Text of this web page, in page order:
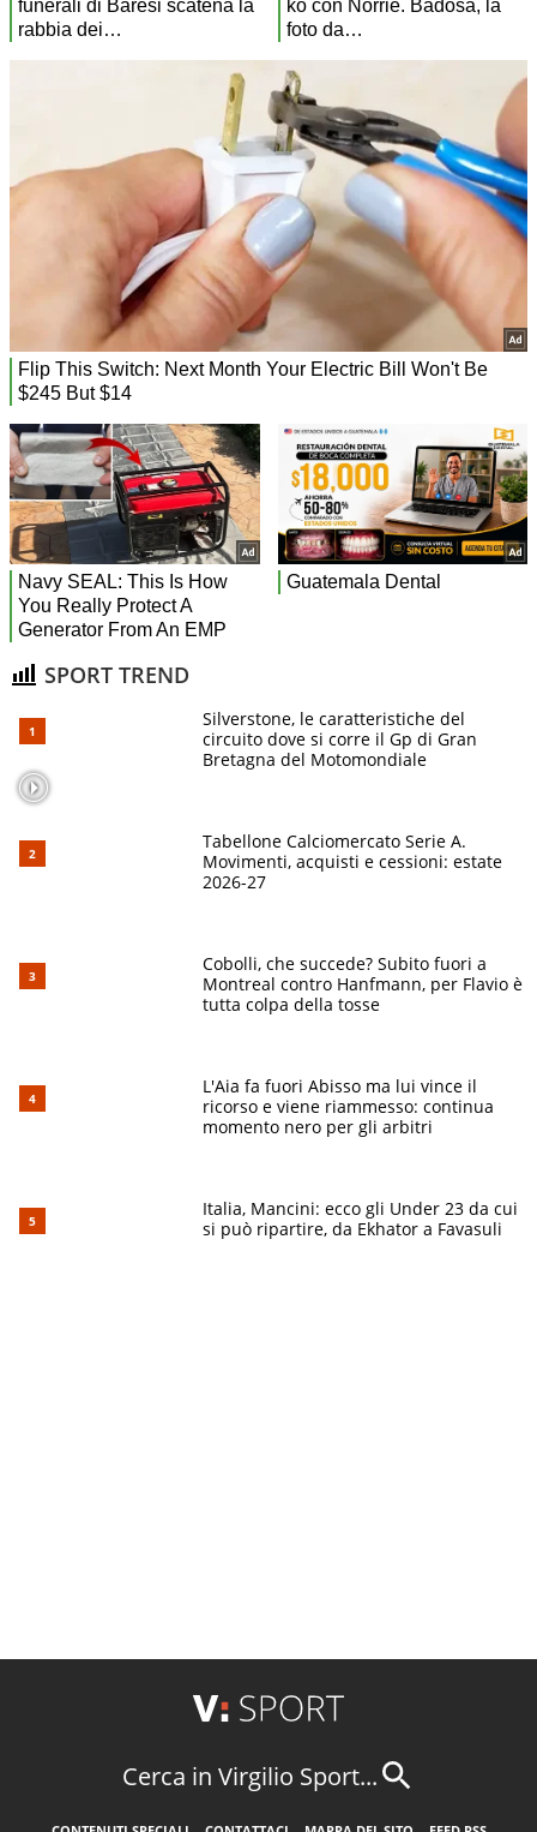
SPORT TREND
Silverstone, le caratteristiche del
circuito dove si corre il Gp di Gran
Bretagna del Motomondiale
Tabellone Calciomercato Serie A.
Movimenti, acquisti e cessioni: estate
2026-27
Cobolli, che succede? Subito fuori a
Montreal contro Hanfmann, per Flavio è
tutta colpa della tosse
L'Aia fa fuori Abisso ma lui vince il
ricorso e viene riammesso: continua
momento nero per gli arbitri
Italia, Mancini: ecco gli Under 23 da cui
si può ripartire, da Ekhator a Favasuli
Cerca in Virgilio Sport...